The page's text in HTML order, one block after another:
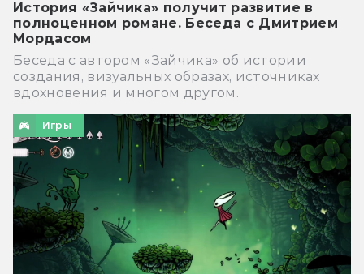
История «Зайчика» получит развитие в
полноценном романе. Беседа с Дмитрием
Мордасом
Беседа с автором «Зайчика» об истории
создания, визуальных образах, источниках
вдохновения и многом другом.
Игры